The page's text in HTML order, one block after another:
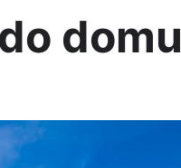
domu